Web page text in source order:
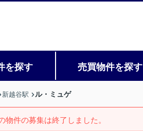
を探す 売買物件を探す
新越谷駅 ル・ミュゲ
物件の募集は終了しました。